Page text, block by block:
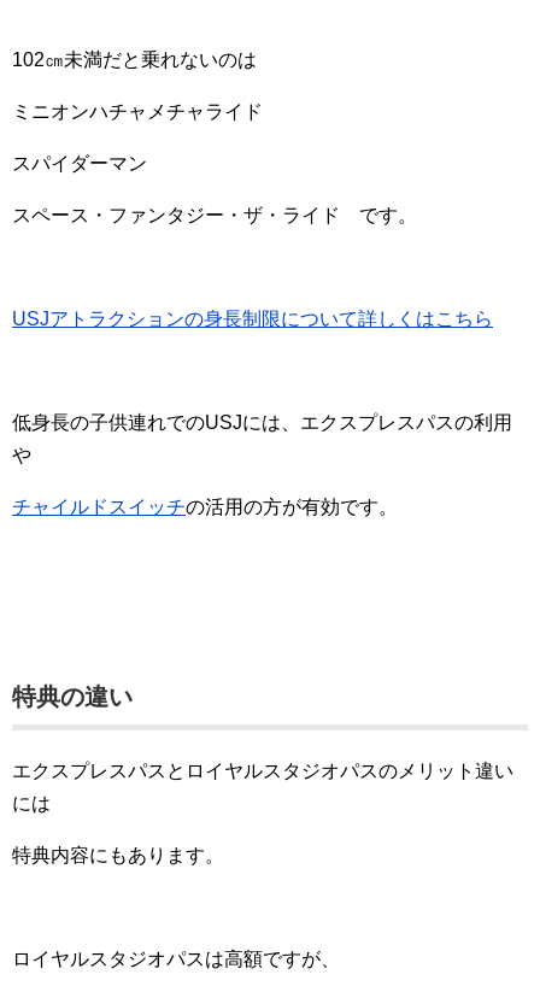
102㎝未満だと乗れないのは
ミニオンハチャメチャライド
スパイダーマン
スペース・ファンタジー・ザ・ライド です。
USJアトラクションの身長制限について詳しくはこちら
低身長の子供連れでのUSJには、エクスプレスパスの利用
や
チャイルドスイッチの活用の方が有効です。
特典の違い
エクスプレスパスとロイヤルスタジオパスのメリット違い
には
特典内容にもあります。
ロイヤルスタジオパスは高額ですが、